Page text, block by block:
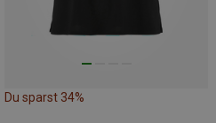
Du sparst 34%